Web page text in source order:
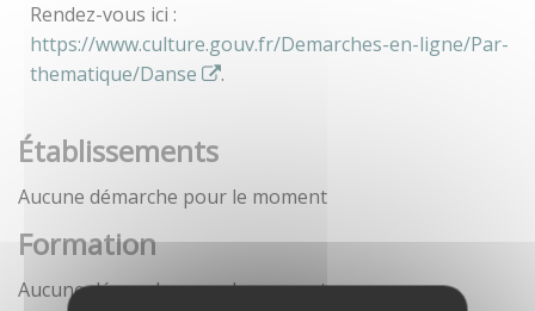
Rendez-vous ici :
https://www.culture.gouv.fr/Demarches-en-ligne/Par-
thematique/Danse
.
Établissements
Aucune démarche pour le moment
Formation
Aucune démarche pour le moment